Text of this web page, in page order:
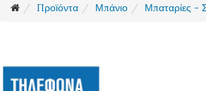
Προϊόντα Μπάνιο Μπαταρίες -